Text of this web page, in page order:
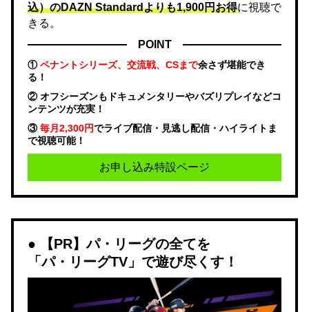
込）のDAZN Standard​よりも1,900円お得に視聴で
きる。
POINT
①ペナントシリーズ、交流戦、CSまで余さず堪能でき
る！
② オフシーズンもドキュメンタリーやバズリプレイなどコ
ンテンツが充実！
③毎月2,300円でライブ配信・見逃し配信・ハイライトま
で視聴可能！
お申し込み特設ページ
【PR】パ・リーグの全てを
「パ・リーグTV」で遊び尽くす！